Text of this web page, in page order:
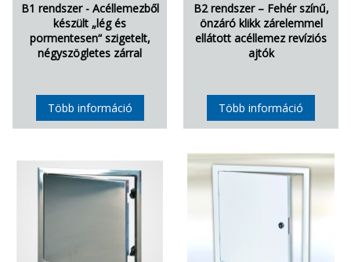
B1 rendszer - Acéllemezből
készült „lég és
pormentesen“ szigetelt,
négyszögletes zárral
Több információ
B2 rendszer – Fehér színű,
önzáró klikk zárelemmel
ellátott acéllemez revíziós
ajtók
Több információ